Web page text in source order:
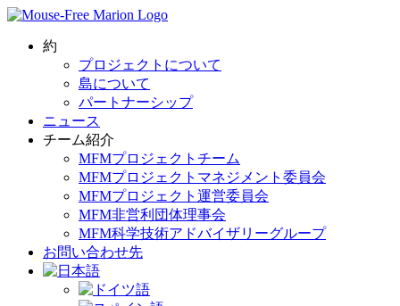
Skip
content約
プロジェクトについて
島について
パートナーシップ
ニュース
チーム紹介
MFMプロジェクトチーム
MFMプロジェクトマネジメント委員会
MFMプロジェクト運営委員会
MFM非営利団体理事会
MFM科学技術アドバイザリーグループ
お問い合わせ先